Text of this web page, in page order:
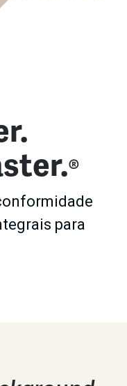
®
para